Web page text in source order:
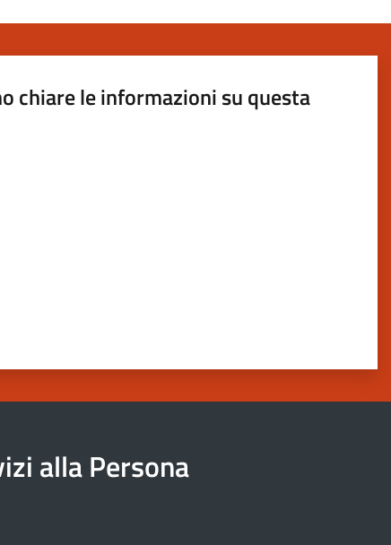
chiare le informazioni su questa
alla Persona